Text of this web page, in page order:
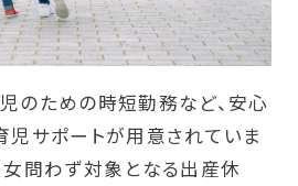
のための時短勤務など、安心
児サポートが用意されていま
女問わず対象となる出産休